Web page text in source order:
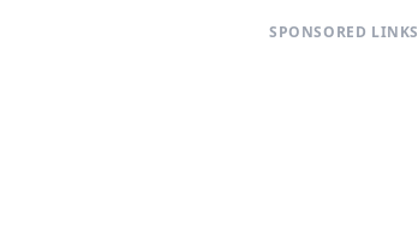
SPONSORED LINKS